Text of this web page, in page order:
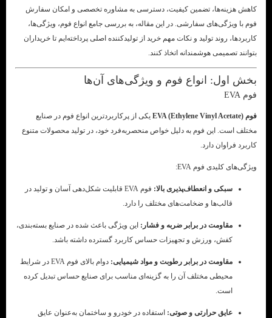
کاهش هزینه‌ها، تضمین کیفیت، دسترسی به مشاوره تخصصی و امکان سفارش
فوم با ویژگی‌های سفارشی. در این مقاله، به بررسی جامع انواع فوم، ویژگی‌ها،
کاربردها، روند تولید و نکات مهم خرید از تولیدکننده اصلی پرداخته‌ایم تا خریداران
بتوانند تصمیمی هوشمندانه اتخاذ کنند.
بخش اول: انواع فوم و ویژگی‌های آن‌ها
فوم EVA
فوم EVA (Ethylene Vinyl Acetate)
یکی از پرکاربردترین انواع فوم در صنایع
مختلف است. این فوم به دلیل خواص منحصربه‌فرد خود، در تولید محصولات متنوع
کاربرد فراوان دارد.
ویژگی‌های کلیدی فوم EVA:
سبکی و انعطاف‌پذیری بالا:
فوم EVA قابلیت شکل‌دهی آسان و تولید در
قالب‌ها و ضخامت‌های مختلف را دارد.
مقاومت در برابر ضربه و فشار: این ویژگی باعث شده در صنایع بسته‌بندی،
کفش، ورزش و تجهیزات حساس کاربرد گسترده داشته باشد.
مقاومت در برابر رطوبت و مواد شیمیایی:
دوام بالای فوم EVA در شرایط
محیطی مختلف آن را به گزینه‌ای مناسب برای صنایع حساس تبدیل کرده
است.
عایق حرارتی و صوتی: استفاده در خودرو و ساختمان به‌عنوان عایق